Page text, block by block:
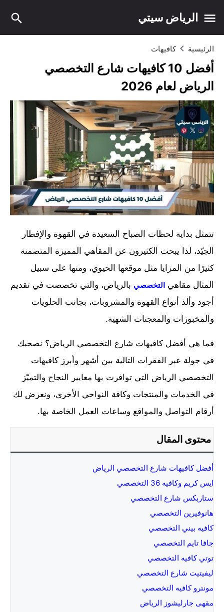
الرياض سيتي
الرئيسية كافيهات
أفضل 10 كافيهات شارع التخصصي
الرياض لعام 2026
تتمثل بداية لحظات الصباح السعيدة في القهوة والإفطار
الجيّد، لذا يبحث الكثيرون عن المقاهي المميزة المتضمنة
كثيرًا من المزايا مثل موقعها الحيوي، ومنها على سبيل
المثال مقاهي التخصصي بالرياض، والتي تخصصت في تقديم
أجود وألذ أنواع القهوة والمشروبات، بجانب الحلويات
والمخبوزات والمعجنات الشهية.
فما هي أفضل كافيهات شارع التخصصي الرياض؟ نصحبك
في جولة عبر الفقرات التالية بين أشهر وأبرز كافيهات
التخصصي الرياض التي توافرت بها معايير النجاح والتميّز
في الخدمات والمنتجات وكافة النواحي الأخرى، ونعرض لك
أرقام التواصل والمواقع وساعات العمل الخاصة بها.
محتوى المقال
أفضل كافيهات شارع التخصصي الرياض
ايس كريم وكافيه 36 التخصصي
ستاربكس شارع التخصصي
هانوفيرين التخصصي
كافيه بيني التخصصي
جافا تايم التخصصي
توتي كافيه التخصصي
ليفيتيت شارع التخصصي
مونترو كافيه التخصصي
مقهى جارليشوز الرياض